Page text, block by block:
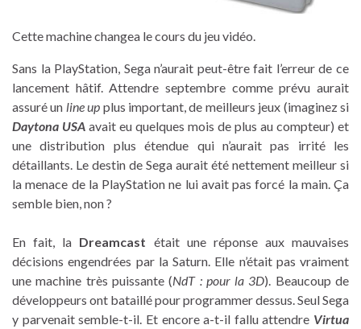
Cette machine changea le cours du jeu vidéo.
Sans la PlayStation, Sega n’aurait peut-être fait l’erreur de ce
lancement hâtif. Attendre septembre comme prévu aurait
assuré un line up plus important, de meilleurs jeux (imaginez si
Daytona USA avait eu quelques mois de plus au compteur) et
une distribution plus étendue qui n’aurait pas irrité les
détaillants. Le destin de Sega aurait été nettement meilleur si
la menace de la PlayStation ne lui avait pas forcé la main. Ça
semble bien, non ?
En fait, la Dreamcast était une réponse aux mauvaises
décisions engendrées par la Saturn. Elle n’était pas vraiment
une machine très puissante (NdT : pour la 3D). Beaucoup de
développeurs ont bataillé pour programmer dessus. Seul Sega
y parvenait semble-t-il. Et encore a-t-il fallu attendre Virtua